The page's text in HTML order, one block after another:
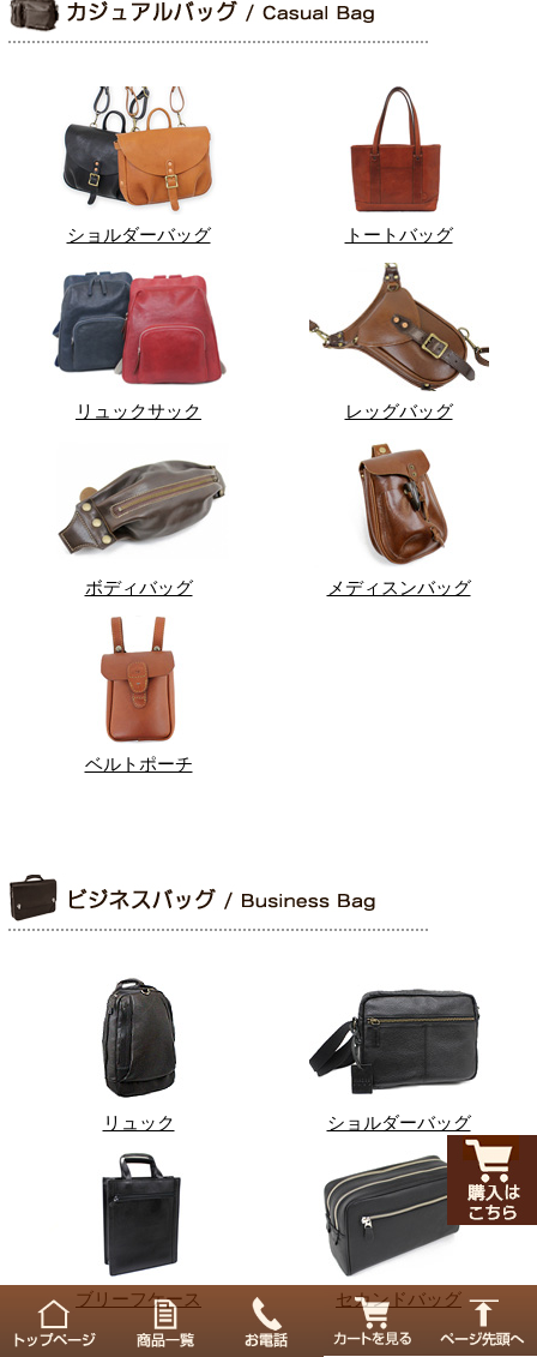
ショルダーバッグ トートバッグ
リュックサック レッグバッグ
ボディバッグ メディスンバッグ
ベルトポーチ
リュック ショルダーバッグ
ブリーフケース セカンドバッグ